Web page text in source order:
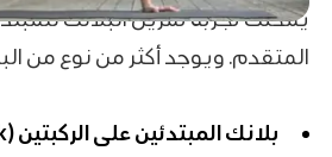
يمكنك تجربة تمرين البلانك
المتقدم. ويوجد أكثر من نوع من
بلانك المبتدئين على الركبتين (Knee Plank):